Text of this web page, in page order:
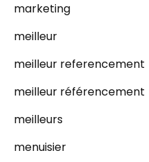
marketing
meilleur
meilleur referencement
meilleur référencement
meilleurs
menuisier